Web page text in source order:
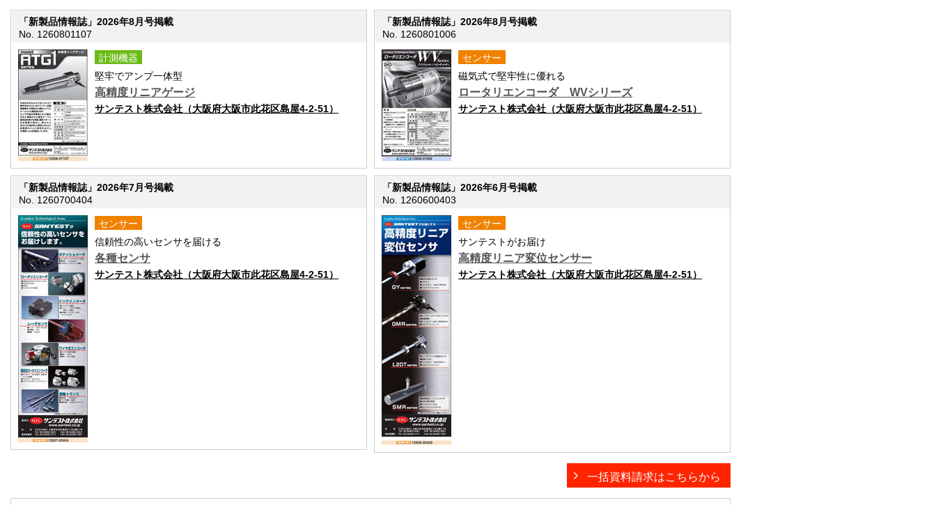
「新製品情報誌」2026年8月号掲載
No. 1260801107
計測機器
堅牢でアンプ一体型
高精度リニアゲージ
サンテスト株式会社（大阪府大阪市此花区島屋4-2-51）
「新製品情報誌」2026年8月号掲載
No. 1260801006
センサー
磁気式で堅牢性に優れる
ロータリエンコーダ WVシリーズ
サンテスト株式会社（大阪府大阪市此花区島屋4-2-51）
「新製品情報誌」2026年7月号掲載
No. 1260700404
センサー
信頼性の高いセンサを届ける
各種センサ
サンテスト株式会社（大阪府大阪市此花区島屋4-2-51）
「新製品情報誌」2026年6月号掲載
No. 1260600403
センサー
サンテストがお届け
高精度リニア変位センサー
サンテスト株式会社（大阪府大阪市此花区島屋4-2-51）
一括資料請求はこちらから